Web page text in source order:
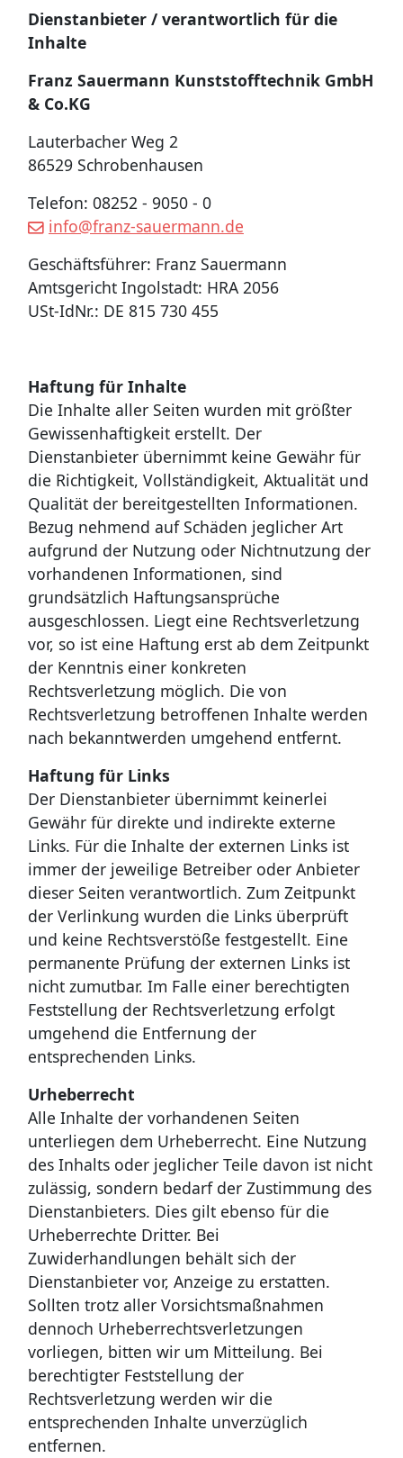
Dienstanbieter / verantwortlich für die
Inhalte
Franz Sauermann Kunststofftechnik GmbH
& Co.KG
Lauterbacher Weg 2
86529 Schrobenhausen
Telefon: 08252 - 9050 - 0
info@franz-sauermann.de
Geschäftsführer: Franz Sauermann
Amtsgericht Ingolstadt: HRA 2056
USt-IdNr.: DE 815 730 455
Haftung für Inhalte
Die Inhalte aller Seiten wurden mit größter
Gewissenhaftigkeit erstellt. Der
Dienstanbieter übernimmt keine Gewähr für
die Richtigkeit, Vollständigkeit, Aktualität und
Qualität der bereitgestellten Informationen.
Bezug nehmend auf Schäden jeglicher Art
aufgrund der Nutzung oder Nichtnutzung der
vorhandenen Informationen, sind
grundsätzlich Haftungsansprüche
ausgeschlossen. Liegt eine Rechtsverletzung
vor, so ist eine Haftung erst ab dem Zeitpunkt
der Kenntnis einer konkreten
Rechtsverletzung möglich. Die von
Rechtsverletzung betroffenen Inhalte werden
nach bekanntwerden umgehend entfernt.
Haftung für Links
Der Dienstanbieter übernimmt keinerlei
Gewähr für direkte und indirekte externe
Links. Für die Inhalte der externen Links ist
immer der jeweilige Betreiber oder Anbieter
dieser Seiten verantwortlich. Zum Zeitpunkt
der Verlinkung wurden die Links überprüft
und keine Rechtsverstöße festgestellt. Eine
permanente Prüfung der externen Links ist
nicht zumutbar. Im Falle einer berechtigten
Feststellung der Rechtsverletzung erfolgt
umgehend die Entfernung der
entsprechenden Links.
Urheberrecht
Alle Inhalte der vorhandenen Seiten
unterliegen dem Urheberrecht. Eine Nutzung
des Inhalts oder jeglicher Teile davon ist nicht
zulässig, sondern bedarf der Zustimmung des
Dienstanbieters. Dies gilt ebenso für die
Urheberrechte Dritter. Bei
Zuwiderhandlungen behält sich der
Dienstanbieter vor, Anzeige zu erstatten.
Sollten trotz aller Vorsichtsmaßnahmen
dennoch Urheberrechtsverletzungen
vorliegen, bitten wir um Mitteilung. Bei
berechtigter Feststellung der
Rechtsverletzung werden wir die
entsprechenden Inhalte unverzüglich
entfernen.